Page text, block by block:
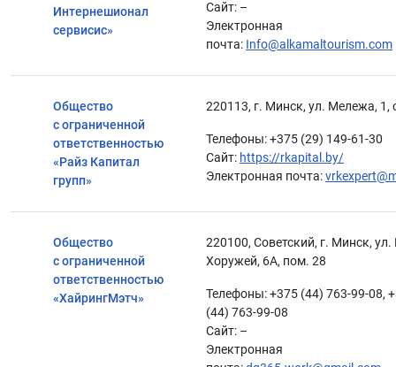
Интернешионал
сервисис»
Сайт: –
Электронная
почта: Info@alkamaltourism.com
Общество
с ограниченной
ответственностью
«Райз Капитал
групп»
220113, г. Минск, ул. Мележа, 1,
Телефоны: +375 (29) 149-61-30
Сайт: https://rkapital.by/
Электронная почта:
Общество
с ограниченной
ответственностью
«ХайрингМэтч»
220100, Советский, г. Минск,
Хоружей, 6А, пом. 28
Телефоны: +375 (44) 763-99-08,
(44) 763-99-08
Сайт: –
Электронная